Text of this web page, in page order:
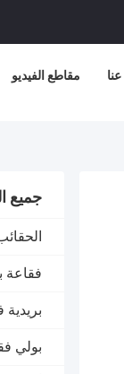
مقاطع الفيديو
جميع
فقاعة
بولي